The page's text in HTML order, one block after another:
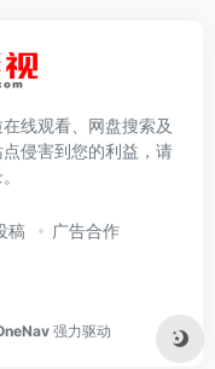
线观看、网盘搜索及
侵害到您的利益，请
稿 广告合作
强力驱动